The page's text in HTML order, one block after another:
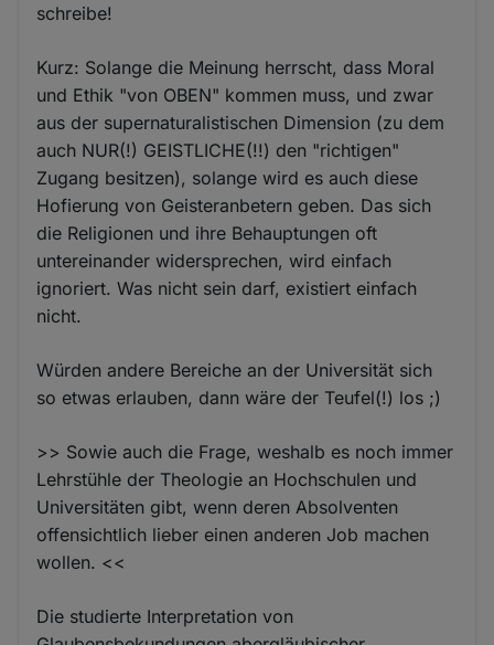
schreibe!
Kurz: Solange die Meinung herrscht, dass Moral
und Ethik "von OBEN" kommen muss, und zwar
aus der supernaturalistischen Dimension (zu dem
auch NUR(!) GEISTLICHE(!!) den "richtigen"
Zugang besitzen), solange wird es auch diese
Hofierung von Geisteranbetern geben. Das sich
die Religionen und ihre Behauptungen oft
untereinander widersprechen, wird einfach
ignoriert. Was nicht sein darf, existiert einfach
nicht.
Würden andere Bereiche an der Universität sich
so etwas erlauben, dann wäre der Teufel(!) los ;)
>> Sowie auch die Frage, weshalb es noch immer
Lehrstühle der Theologie an Hochschulen und
Universitäten gibt, wenn deren Absolventen
offensichtlich lieber einen anderen Job machen
wollen. <<
Die studierte Interpretation von